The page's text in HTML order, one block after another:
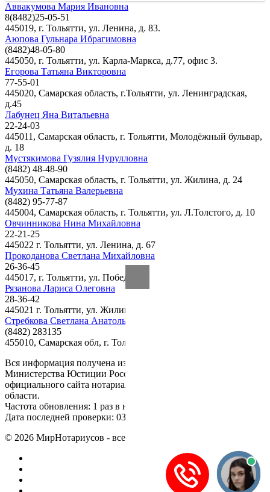
Аввакумова Мария Ивановна
8(8482)25-05-51
445019, г. Тольятти, ул. Ленина, д. 83.
Аюпова Гульнара Ибрагимовна
(8482)48-05-80
445050, г. Тольятти, ул. Карла-Маркса, д.77, офис 3.
Егорова Татьяна Викторовна
77-55-01
445020, Самарская область, г.Тольятти, ул. Ленинградская,
д.45
Лабунец Яна Витальевна
22-24-03
445011, Самарская область, г. Тольятти, Молодёжный бульвар,
д. 18
Мустякимова Гузялия Нурулловна
(8482) 48-48-90
445050, Самарская область, г. Тольятти, ул. Жилина, д. 24
Мухина Татьяна Валерьевна
(8482) 95-77-87
445004, Самарская область, г. Тольятти, ул. Л.Толстого, д. 10
Овчинникова Нина Михайловна
22-21-25
445022 г. Тольятти, ул. Ленина, д. 67
Прокоданова Светлана Михайловна
26-36-45
445017, г. Тольятти, ул. Победы, д. 62.
Рязанова Лариса Олеговна
28-36-42
445021 г. Тольятти, ул. Жилина, д. 28
Стребкова Светлана Анатольевна
(8482) 283135
455010, Самарская обл, г. Тольятти, ул. Мира, д. 60
Вся информация получена из открытого реестра
Министерства Юстиции Российской Федерации и с
официального сайта нотариальной палаты Самарской
области.
Частота обновления: 1 раз в неделю.
Дата последней проверки: 03.08.2026
© 2026 МирНотариусов - все права зашищены